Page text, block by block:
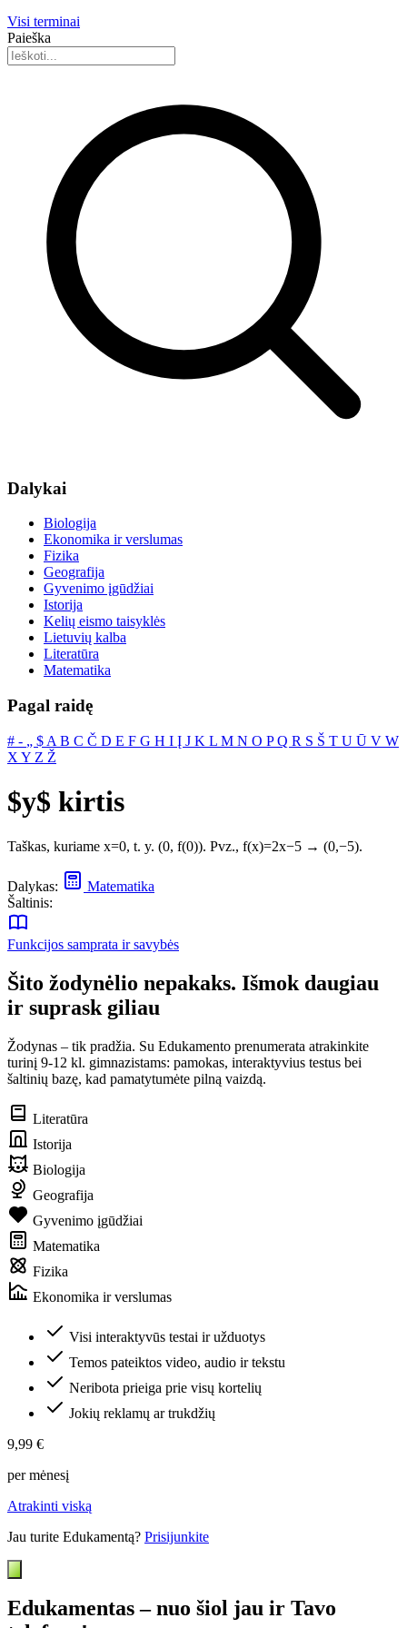
Visi terminai
Paieška
Dalykai
Biologija
Ekonomika ir verslumas
Fizika
Geografija
Gyvenimo įgūdžiai
Istorija
Kelių eismo taisyklės
Lietuvių kalba
Literatūra
Matematika
Pagal raidę
# ‐ „ $ A B C Č D E F G H I Į J K L M N O PQ R S Š T U Ū V W
X Y Z Ž
$y$ kirtis
Taškas, kuriame x=0, t. y. (0, f(0)). Pvz., f(x)=2x−5 → (0,−5).
Dalykas:
Matematika
Šaltinis:
Funkcijos samprata ir savybės
Šito žodynėlio nepakaks. Išmok daugiau
ir suprask giliau
Žodynas – tik pradžia. Su Edukamento prenumerata atrakinkite
turinį 9-12 kl. gimnazistams: pamokas, interaktyvius testus bei
šaltinių bazę, kad pamatytumėte pilną vaizdą.
Literatūra
Istorija
Biologija
Geografija
Gyvenimo įgūdžiai
Matematika
Fizika
Ekonomika ir verslumas
Visi interaktyvūs testai ir užduotys
Temos pateiktos video, audio ir tekstu
Neribota prieiga prie visų kortelių
Jokių reklamų ar trukdžių
9,99 €
per mėnesį
Atrakinti viską
Jau turite Edukamentą? Prisijunkite
Edukamentas – nuo šiol jau ir Tavo